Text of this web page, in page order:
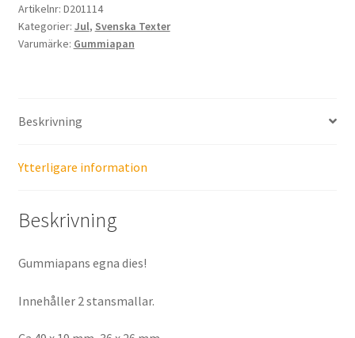
Artikelnr: D201114
Kategorier: Jul, Svenska Texter
Varumärke: Gummiapan
Beskrivning
Ytterligare information
Beskrivning
Gummiapans egna dies!
Innehåller 2 stansmallar.